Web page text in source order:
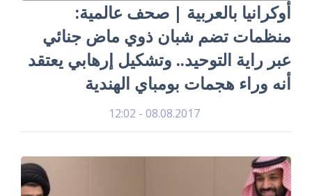
أوكرانيا بالعربية | صحف عالمية:
منظمات تضم شبان ذوي ماض جنائي
عبر راية التوحيد.. وتشكيل إرهابي يعتقد
أنه وراء هجمات بومباي الهندية
08.08.2017 - 12:02